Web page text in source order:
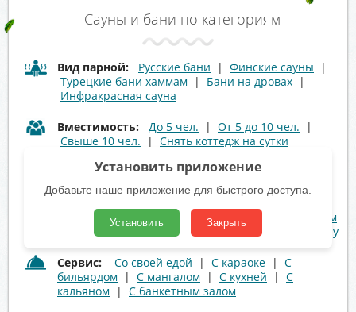
Сауны и бани по категориям
Вид парной: Русские бани | Финские сауны |
Турецкие бани хаммам | Бани на дровах |
Инфракрасная сауна
Вместимость: До 5 чел. | От 5 до 10 чел. |
Свыше 10 чел. | Снять коттедж на сутки
Стоимость: Дешевые сауны и бани
Недорогие сауны и бани | Дорогие VIP
Аква зона: С бассейном |С джакузи
С душем
С гидромассажем | С выходом к реке или озеру
Сервис: Со своей едой | С караоке | С
бильярдом | С мангалом | С кухней | С
кальяном | С банкетным залом
Установить приложение
Добавьте наше приложение для быстрого доступа.
Установить Закрыть